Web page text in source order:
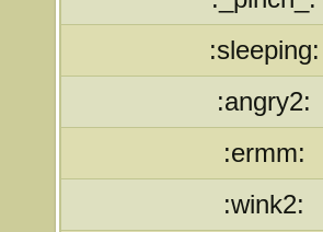
:sleeping:
:angry2:
:ermm:
:wink2: